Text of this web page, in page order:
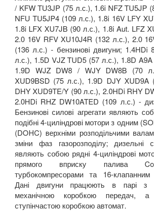
/ KFW TU3JP (75 л.с.), 1.6i NFZ TU5JP
NFU TU5JP4 (109 л.с.), 1.8i 16V LFY
1.8i LFX XU7JB (90 л.с.), 1.8i Aut. LFZ
2.0 16V RFV XU10J4R (132 л.с.), 2.0
(136 л.с.) - бензинові двигуни; 1.4HDi
л.с.), 1.5D VJZ TUD5 (57 л.с.), 1.8D
1.9D WJZ DW8 / WJY DW8B (70
XUD9BSD (75 л.с.), 1.9D DJY XUD9A
DHY XUD9TE/Y (90 л.с.), 2.0HDi RHY
2.0HDi RHZ DW10ATED (109 л.с.) -
Бензинові силові агрегати являють
подібні 4-циліндрові мотори з одним
(DOHC) верхніми розподільчими
зміни фаз газорозподілу; дизельні
являють собою рядні 4-циліндрові
прямого вприску палива
турбокомпресорами та 16-клапанним
Дані двигуни працюють в парі з
механічною коробкою
ступінчастою коробкою автомат.